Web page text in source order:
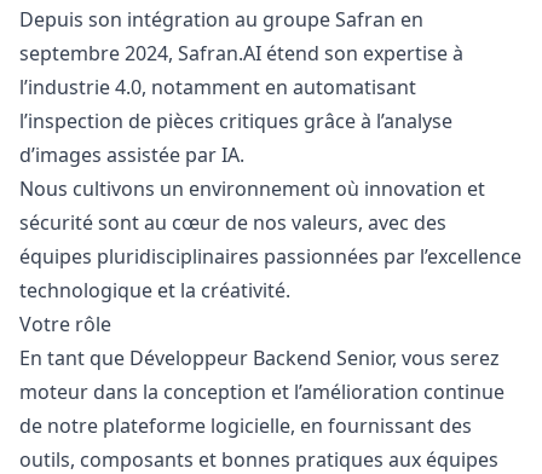
Depuis son intégration au groupe Safran en
septembre 2024, Safran.AI étend son expertise à
l’industrie 4.0, notamment en automatisant
l’inspection de pièces critiques grâce à l’analyse
d’images assistée par IA.
Nous cultivons un environnement où innovation et
sécurité sont au cœur de nos valeurs, avec des
équipes pluridisciplinaires passionnées par l’excellence
technologique et la créativité.
Votre rôle
En tant que Développeur Backend Senior, vous serez
moteur dans la conception et l’amélioration continue
de notre plateforme logicielle, en fournissant des
outils, composants et bonnes pratiques aux équipes